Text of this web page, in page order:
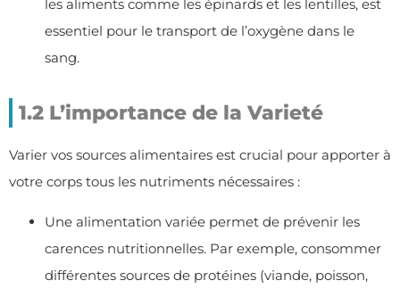
les aliments comme les épinards et les lentilles, est
essentiel pour le transport de l’oxygène dans le
sang.
1.2 L’importance de la Varieté
Varier vos sources alimentaires est crucial pour apporter à
votre corps tous les nutriments nécessaires :
Une alimentation variée permet de prévenir les
carences nutritionnelles. Par exemple, consommer
différentes sources de protéines (viande, poisson,